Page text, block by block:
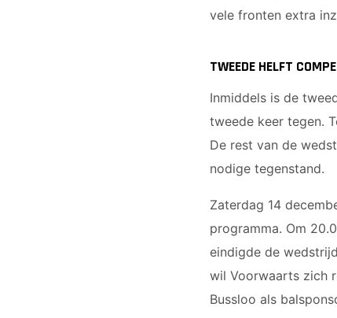
vele fronten extra
TWEEDE HELFT
Inmiddels is de
tweede keer tegen.
De rest van de
nodige tegenstand.
Zaterdag 14
programma. Om
eindigde de
wil Voorwaarts zich
Bussloo als